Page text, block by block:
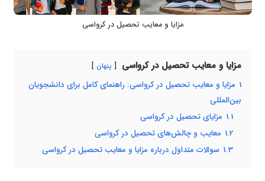
مزایا و معایب تحصیل در کرواسی
مزایا و معایب تحصیل در کرواسی پنهان
1 مزایا و معایب تحصیل در کرواسی: راهنمای کامل برای دانشجویان
بین‌المللی
1.1 مزایای تحصیل در کرواسی
1.2 معایب و چالش‌های تحصیل در کرواسی
1.3 سوالات متداول درباره مزایا و معایب تحصیل در کرواسی